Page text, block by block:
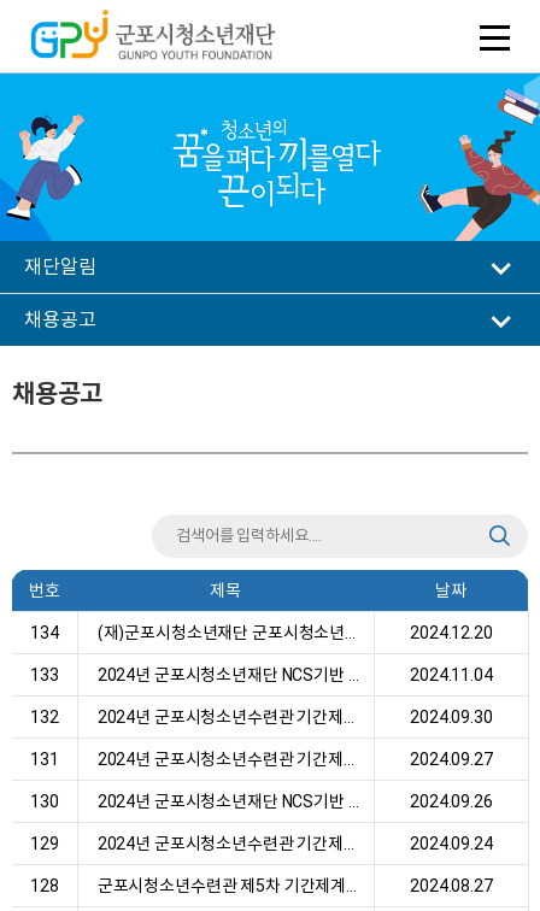
재단알림
채용공고
채용공고
번호 제목 날짜
134 2024.12.20
133 2024.11.04
132 2024.09.30
131 2024.09.27
130 2024.09.26
129 2024.09.24
128 2024.08.27